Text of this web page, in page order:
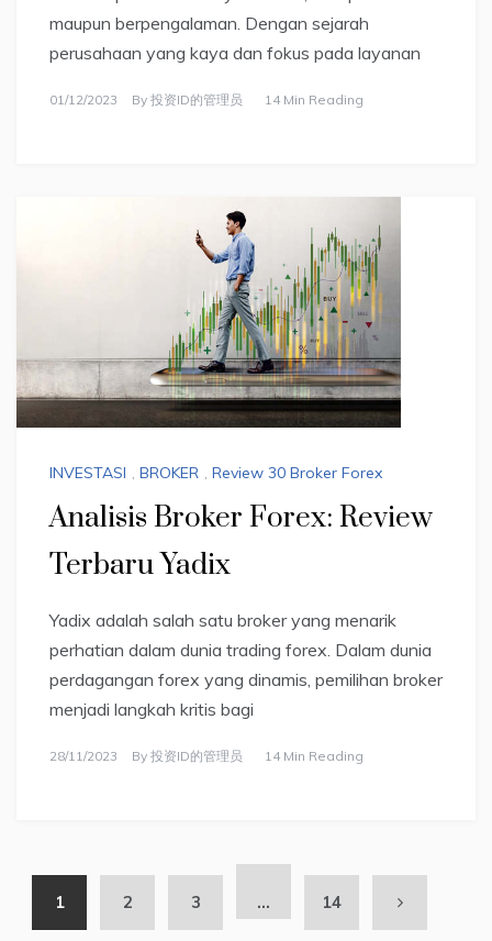
maupun berpengalaman. Dengan sejarah
perusahaan yang kaya dan fokus pada layanan
01/12/2023 By 投资ID的管理员 14 Min Reading
INVESTASI , BROKER , Review 30 Broker Forex
Analisis Broker Forex: Review
Terbaru Yadix
Yadix adalah salah satu broker yang menarik
perhatian dalam dunia trading forex. Dalam dunia
perdagangan forex yang dinamis, pemilihan broker
menjadi langkah kritis bagi
28/11/2023 By 投资ID的管理员 14 Min Reading
1 2 3 … 14